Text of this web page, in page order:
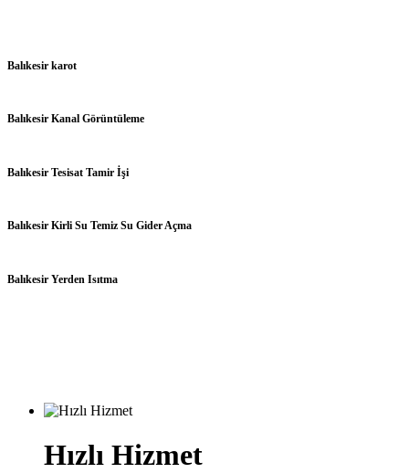
Balıkesir karot
Balıkesir Kanal Görüntüleme
Balıkesir Tesisat Tamir İşi
Balıkesir Kirli Su Temiz Su Gider Açma
Balıkesir Yerden Isıtma
Hızlı Hizmet